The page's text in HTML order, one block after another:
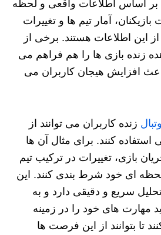
بر اساس اطلاعات واقعی و لحظه‌
آمار تیم‌ ها و تغییرات
از این اطلاعات هستند. برخی از
زنده بازی‌ ها را هم فراهم می‌
افزایش هیجان کاربران می‌
زنده کاربران می‌ توانند از
استفاده کنند. برای مثال آن‌ ها
بازی، تغییرات در ترکیب تیم‌
ای خود شرط‌ بندی کنند. این
سریع و دقیقی دارد و به
مهارت‌ های خود را در زمینه
تا بتوانند از این فرصت‌ ها